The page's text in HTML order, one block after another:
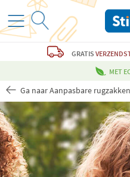
GRATIS
MET
Ga naar Aanpasbare rugzakken